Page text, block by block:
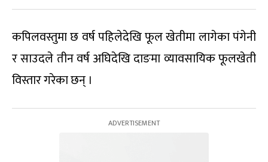
कपिलवस्तुमा छ वर्ष पहिलेदेखि फूल खेतीमा लागेका पंगेनी
र साउदले तीन वर्ष अघिदेखि दाङमा व्यावसायिक फूलखेती
विस्तार गरेका छन् ।